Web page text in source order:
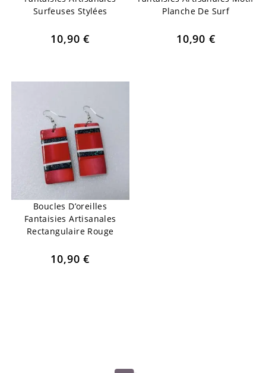
Surfeuses Stylées
10,90€
Planche De Surf
10,90 €
Boucles D’oreilles
Fantaisies Artisanales
Rectangulaire Rouge
10,90€